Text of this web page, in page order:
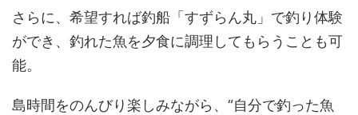
さらに、希望すれば釣船「すずらん丸」で釣り体験
ができ、釣れた魚を夕食に調理してもらうことも可
能。
島時間をのんびり楽しみながら、“自分で釣った魚